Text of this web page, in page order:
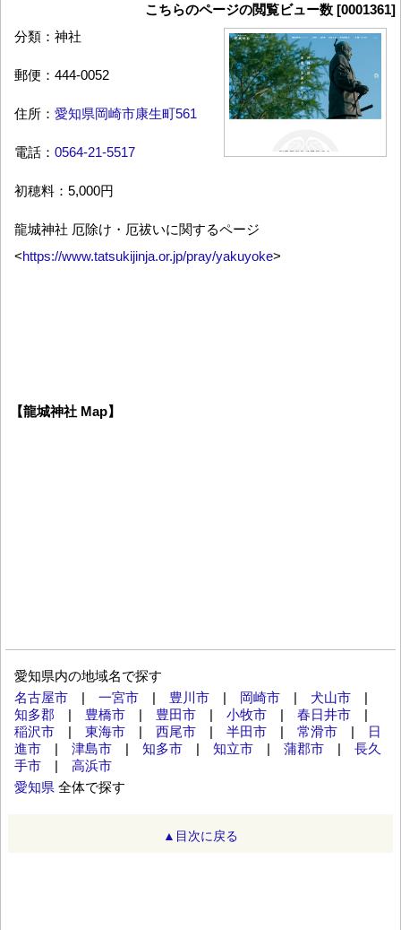
こちらのページの閲覧ビュー数 [0001361]
分類：神社
郵便：444-0052
住所： 愛知県岡崎市康生町561
電話： 0564-21-5517
初穂料：5,000円
龍城神社 厄除け・厄祓いに関するページ
<https://www.tatsukijinja.or.jp/pray/yakuyoke>
【龍城神社 Map】
愛知県内の地域名で探す
名古屋市
一宮市 豊川市 岡崎市 犬山市
知多郡
豊橋市 豊田市 小牧市 春日井市
稲沢市
東海市 西尾市 半田市 常滑市
日
進市
津島市 知多市 知立市 蒲郡市
長久
手市
高浜市
愛知県 全体で探す
▲目次に戻る